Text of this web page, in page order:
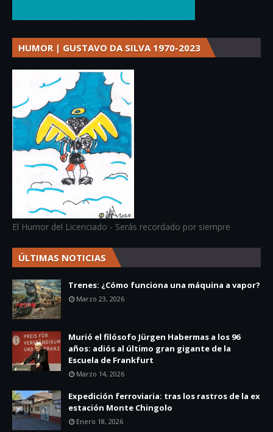
HUMOR | GUSTAVO DA SILVA 1970-2023
El Humor del Licenciado - Serás recordado por siempre
ÚLTIMAS NOTICIAS
Trenes: ¿Cómo funciona una máquina a vapor?
Marzo 23, 2026
Murió el filósofo Jürgen Habermas a los 96
años: adiós al último gran gigante de la
Escuela de Frankfurt
Marzo 14, 2026
Expedición ferroviaria: tras los rastros de la ex
estación Monte Chingolo
Enero 18, 2026